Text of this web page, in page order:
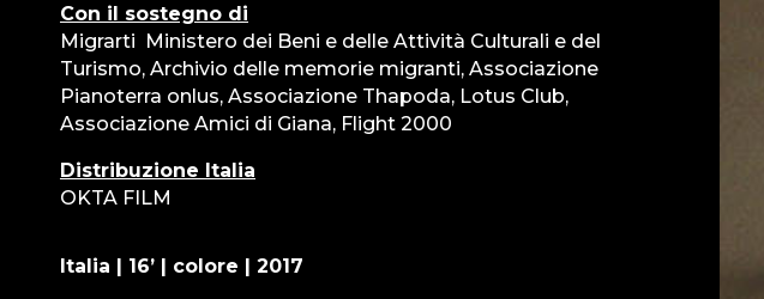
Con il sostegno di
Migrarti ­ Ministero dei Beni e delle Attività Culturali e del
Turismo, Archivio delle memorie migranti, Associazione
Pianoterra onlus, Associazione Thapoda, Lotus Club,
Associazione Amici di Giana, Flight 2000
Distribuzione Italia
OKTA FILM
Italia | 16’ | colore | 2017